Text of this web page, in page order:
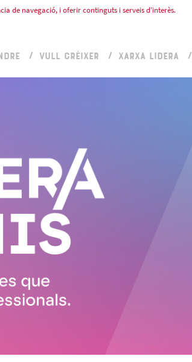
de navegació, i oferir continguts i serveis d’interès.
VULL CRÉIXER XARXA LIDERA